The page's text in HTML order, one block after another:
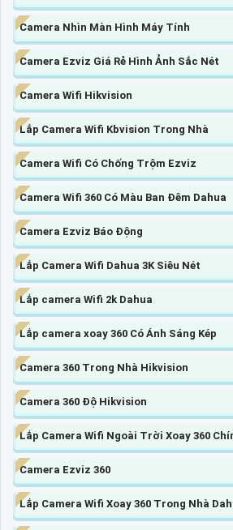
Camera Nhìn Màn Hình Máy Tính
Camera Ezviz Giá Rẻ Hình Ảnh Sắc Nét
Camera Wifi Hikvision
Lắp Camera Wifi Kbvision Trong Nhà
Camera Wifi Có Chống Trộm Ezviz
Camera Wifi 360 Có Màu Ban Đêm Dahua
Camera Ezviz Báo Động
Lắp Camera Wifi Dahua 3K Siêu Nét
Lắp camera Wifi 2k Dahua
Lắp camera xoay 360 Có Ánh Sáng Kép
Camera 360 Trong Nhà Hikvision
Camera 360 Độ Hikvision
Lắp Camera Wifi Ngoài Trời Xoay 360
Camera Ezviz 360
Lắp Camera Wifi Xoay 360 Trong Nhà